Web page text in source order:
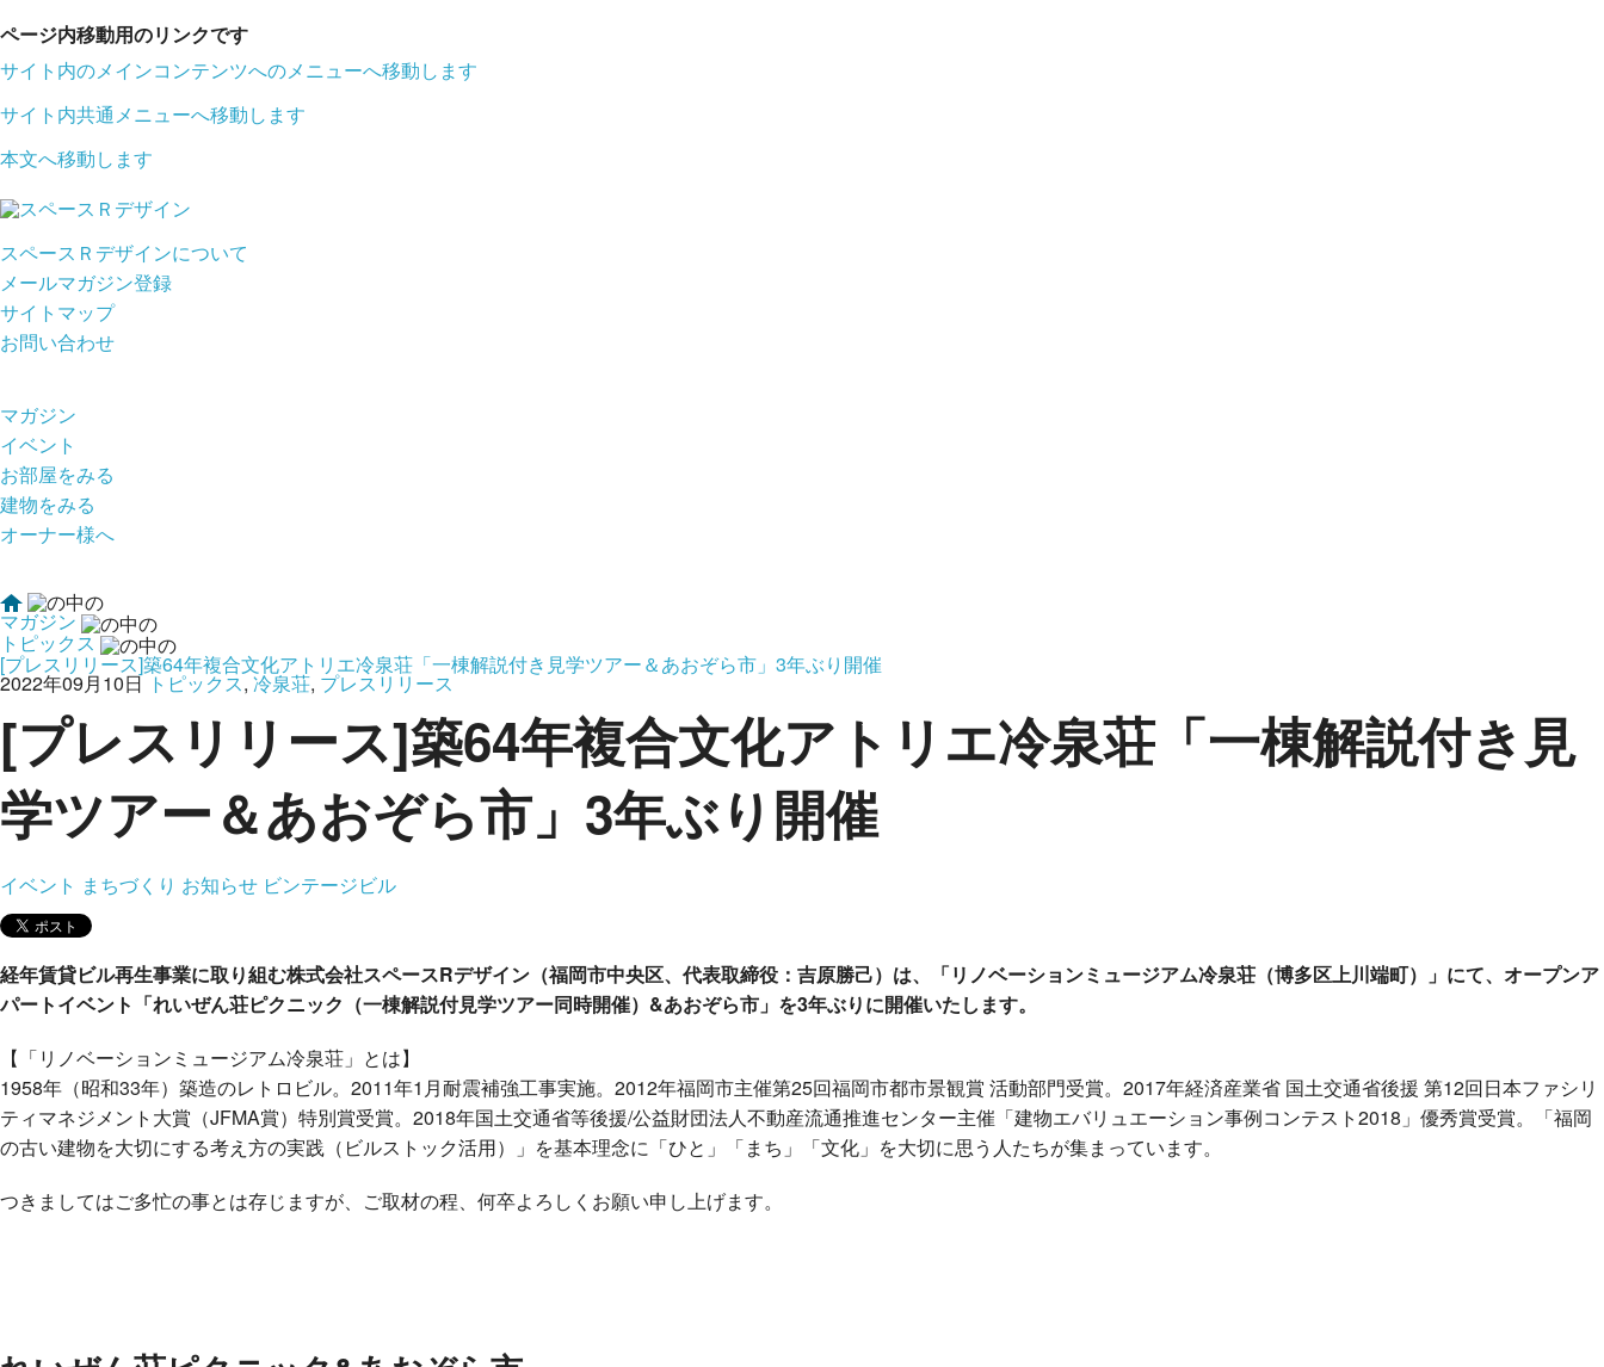
ページ内移動用のリンクです
サイト内のメインコンテンツへのメニューへ移動します
サイト内共通メニューへ移動します
本文へ移動します
スペースＲデザインについて
メールマガジン登録
サイトマップ
お問い合わせ
マガジン
イベント
お部屋をみる
建物をみる
オーナー様へ
マガジン
トピックス
[プレスリリース]築64年複合文化アトリエ冷泉荘「一棟解説付き見学ツアー＆あおぞら市」3年ぶり開催
2022年09月10日 トピックス, 冷泉荘, プレスリリース
[プレスリリース]築64年複合文化アトリエ冷泉荘「一棟解説付き見
学ツアー＆あおぞら市」3年ぶり開催
イベント まちづくり お知らせ ビンテージビル
経年賃貸ビル再生事業に取り組む株式会社スペースRデザイン（福岡市中央区、代表取締役：吉原勝己）は、「リノベーションミュージアム冷泉荘（博多区上川端町）」にて、オープンア
パートイベント「れいぜん荘ピクニック（一棟解説付見学ツアー同時開催）&あおぞら市」を3年ぶりに開催いたします。
【「リノベーションミュージアム冷泉荘」とは】
1958年（昭和33年）築造のレトロビル。2011年1月耐震補強工事実施。2012年福岡市主催第25回福岡市都市景観賞 活動部門受賞。2017年経済産業省 国土交通省後援 第12回日本ファシリ
ティマネジメント大賞（JFMA賞）特別賞受賞。2018年国土交通省等後援/公益財団法人不動産流通推進センター主催「建物エバリュエーション事例コンテスト2018」優秀賞受賞。「福岡
の古い建物を大切にする考え方の実践（ビルストック活用）」を基本理念に「ひと」「まち」「文化」を大切に思う人たちが集まっています。
つきましてはご多忙の事とは存じますが、ご取材の程、何卒よろしくお願い申し上げます。